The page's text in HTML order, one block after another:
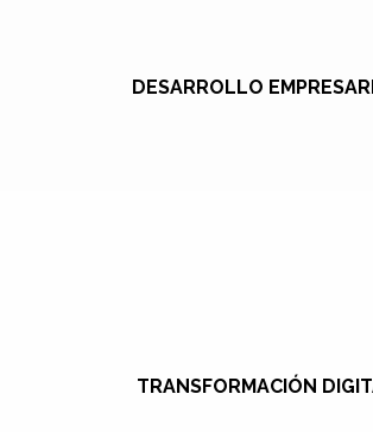
DESARROLLO
TRANSFORMACIÓN